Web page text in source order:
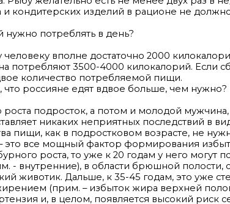
и кондитерских изделий в рационе не
нужно потреблять в день?
человеку вполне достаточно 2000
потребляют 3500-4000 килокалорий. Если
количество потребляемой пищи.
что россияне едят вдвое больше, чем нужно?
подросток, а потом и молодой
никаких неприятных последствий в
пищи, как в подростковом возрасте, не
это все мощный фактор формирования
роста, то уже к 20 годам у него
- внутренние), в области брюшной
животик. Дальше, к 35-45 годам, это уже
(прим. – избыток жира верхней
и, в целом, появляется высокий риск